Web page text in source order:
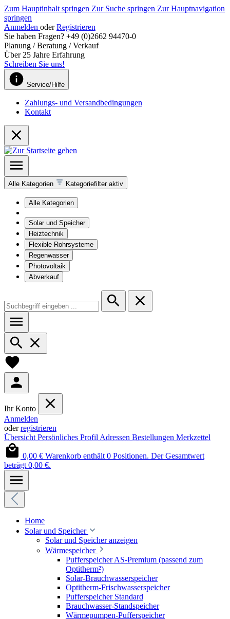
Zum Hauptinhalt springen Zur Suche springen Zur Hauptnavigation
springen
Anmelden oder Registrieren
Sie haben Fragen? +49 (0)2662 94470-0
Planung / Beratung / Verkauf
Über 25 Jahre Erfahrung
Schreiben Sie uns!
Service/Hilfe
Zahlungs- und Versandbedingungen
Kontakt
Alle Kategorien Kategoriefilter aktiv
Alle Kategorien
Solar und Speicher
Heiztechnik
Flexible Rohrsysteme
Regenwasser
Photovoltaik
Abverkauf
Ihr Konto
Anmelden
oderregistrieren
Übersicht Persönliches Profil Adressen Bestellungen Merkzettel
0,00 € Warenkorb enthält 0 Positionen. Der Gesamtwert
beträgt 0,00 €.
Home
Solar und Speicher
Solar und Speicher anzeigen
Wärmespeicher
Pufferspeicher AS-Premium (passend zum
Optitherm²)
Solar-Brauchwasserspeicher
Optitherm-Frischwasserspeicher
Pufferspeicher Standard
Brauchwasser-Standspeicher
Wärmepumpen-Pufferspeicher